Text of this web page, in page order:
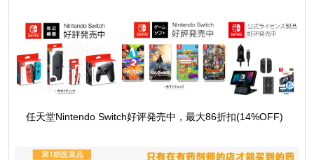
任天堂Nintendo Switch好评発売中，最大86折扣(14%OFF)